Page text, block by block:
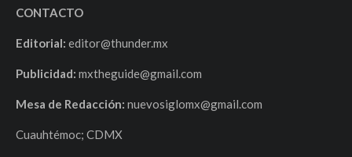
CONTACTO
Editorial: editor@thunder.mx
Publicidad: mxtheguide@gmail.com
Mesa de Redacción: nuevosiglomx@gmail.com
Cuauhtémoc; CDMX